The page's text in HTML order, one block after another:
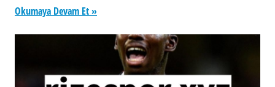
Okumaya Devam Et